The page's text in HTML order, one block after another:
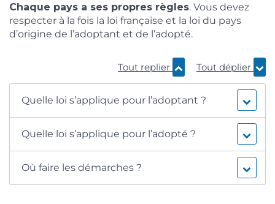
Chaque pays a ses propres règles. Vous devez
respecter à la fois la loi française et la loi du pays
d’origine de l’adoptant et de l’adopté.
Tout replier Tout déplier
Quelle loi s’applique pour l’adoptant ?
Quelle loi s’applique pour l’adopté ?
Où faire les démarches ?